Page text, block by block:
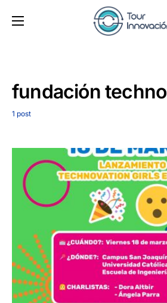
fundación techno
1 post